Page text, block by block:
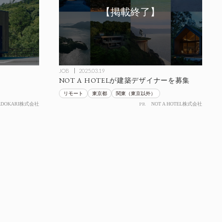
株式会社
JOB 2025.03.19
NOT A HOTELが建築デザイナーを募集
リモート 東京都 関東（東京以外）
PR NOT A HOTEL株式会社